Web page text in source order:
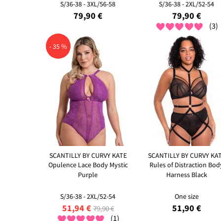
S/36-38 - 3XL/56-58
79,90 €
S/36-38 - 2XL/52-54
79,90 €
(3)
- 35 %
SCANTILLY BY CURVY KATE
Opulence Lace Body Mystic
Purple
S/36-38 - 2XL/52-54
51,94 € 79,90 €
(1)
SCANTILLY BY CURVY
Rules of Distraction
Harness Black
One size
51,90 €